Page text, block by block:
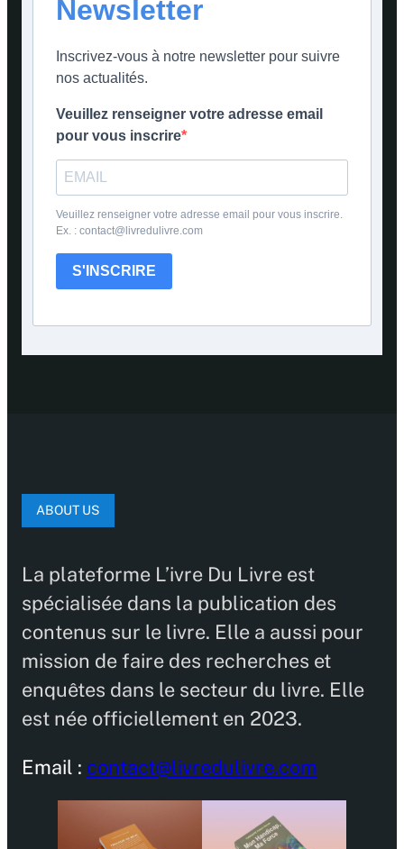
Newsletter
Inscrivez-vous à notre newsletter pour suivre
nos actualités.
Veuillez renseigner votre adresse email
pour vous inscrire
Veuillez renseigner votre adresse email pour vous inscrire.
Ex. : contact@livredulivre.com
S'INSCRIRE
ABOUT US
La plateforme L’ivre Du Livre est
spécialisée dans la publication des
contenus sur le livre. Elle a aussi pour
mission de faire des recherches et
enquêtes dans le secteur du livre. Elle
est née officiellement en 2023.
Email : contact@livredulivre.com